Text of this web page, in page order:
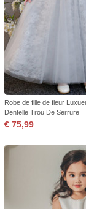
Robe de fille de fleur
Dentelle Trou De Serrure
€ 75,99